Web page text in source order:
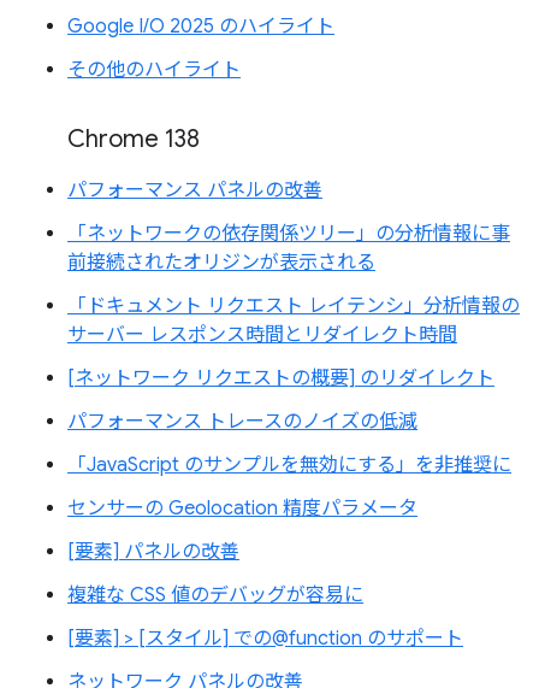
Google I/O 2025 のハイライト
その他のハイライト
Chrome 138
パフォーマンス パネルの改善
「ネットワークの依存関係ツリー」の分析情報に事
前接続されたオリジンが表示される
「ドキュメント リクエスト レイテンシ」分析情報の
サーバー レスポンス時間とリダイレクト時間
[ネットワーク リクエストの概要] のリダイレクト
パフォーマンス トレースのノイズの低減
「JavaScript のサンプルを無効にする」を非推奨に
センサーの Geolocation 精度パラメータ
[要素] パネルの改善
複雑な CSS 値のデバッグが容易に
[要素] > [スタイル] での@function のサポート
ネットワーク パネルの改善